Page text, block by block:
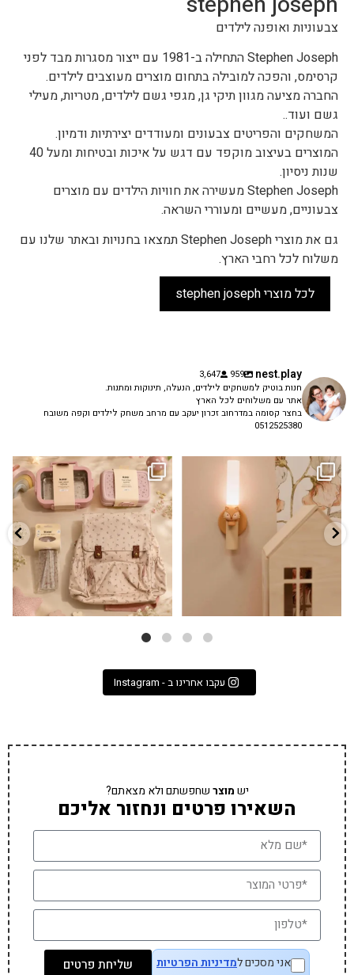
צבעוניות ואופנה לילדים
Stephen Joseph התחילה ב-1981 עם ייצור מסגרות מבד לפני
קרסימס, והפכה למובילה בתחום מוצרים מעוצבים לילדים.
החברה מציעה מגוון תיקי גן, מגפי גשם לילדים, מטריות, מעילי
גשם ועוד..
המשחקים והפריטים צבעונים ומעודדים יצירתיות ודמיון.
המוצרים בעיצוב מוקפד עם דגש על איכות ובטיחות ומעל 40
שנות ניסיון.
Stephen Joseph מעשירה את חוויות הילדים עם מוצרים
צבעוניים, מעשיים ומעוררי השראה.
גם את מוצרי Stephen Joseph תמצאו בחנויות ובאתר שלנו עם
משלוח לכל רחבי הארץ.
לכל מוצרי stephen joseph
nest.play
959
3,647
חנות בוטיק למשחקים לילדים, הנעלה, תינוקות ומתנות.
אתר עם משלוחים לכל הארץ
בחצר קסומה במדרחוב זכרון יעקב עם מרחב משחק לילדים וקפה משובח
0512525380
✨ חוזרים למסגרת בסטייל! ✨
הקולקציה החדשה...
9 4
גם פריט עיצובי לחדר, גם מנורת לילה
...
3 0
עקבו אחרינו ב - Instagram
ישמוצרשחפשתם ולא מצאתם?
השאירו פרטים ונחזור אליכם
אני מסכים למדיניות הפרטיות שליחת פרטים